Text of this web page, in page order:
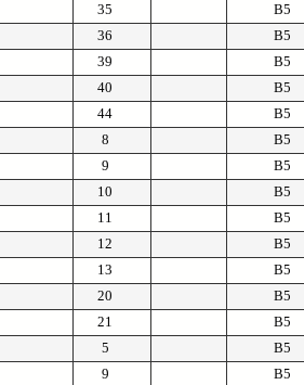
35 B5
36 B5
39 B5
40 B5
44 B5
8 B5
9 B5
10 B5
11 B5
12 B5
13 B5
20 B5
21 B5
5 B5
9 B5